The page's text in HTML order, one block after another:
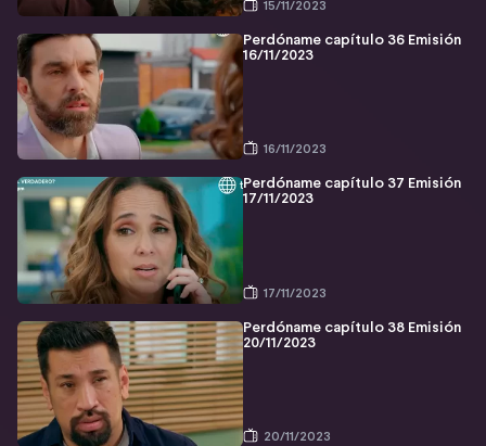
15/11/2023
Perdóname capítulo 36 Emisión
16/11/2023
16/11/2023
Perdóname capítulo 37 Emisión
17/11/2023
17/11/2023
Perdóname capítulo 38 Emisión
20/11/2023
20/11/2023